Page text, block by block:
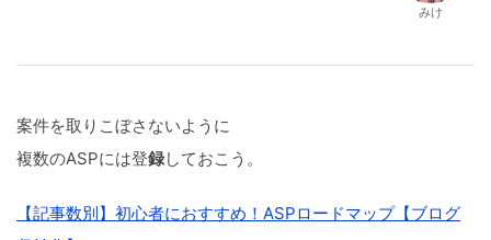
みけ
案件を取りこぼさないように
複数のASPには登録しておこう。
【記事数別】初心者におすすめ！ASPロードマップ【ブログ